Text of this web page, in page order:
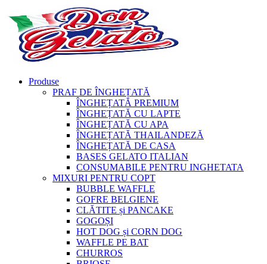
Produse
PRAF DE ÎNGHEȚATĂ
ÎNGHEȚATĂ PREMIUM
ÎNGHEȚATĂ CU LAPTE
ÎNGHEȚATĂ CU APA
ÎNGHEȚATĂ THAILANDEZĂ
ÎNGHEȚATĂ DE CASA
BASES GELATO ITALIAN
CONSUMABILE PENTRU INGHETATA
MIXURI PENTRU COPT
BUBBLE WAFFLE
GOFRE BELGIENE
CLĂTITE și PANCAKE
GOGOȘI
HOT DOG și CORN DOG
WAFFLE PE BAT
CHURROS